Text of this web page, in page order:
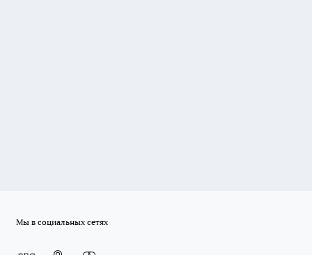
Мы в социальных сетях